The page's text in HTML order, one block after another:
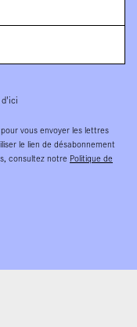
d'ici
vous envoyer les lettres
le lien de désabonnement
consultez notre Politique de